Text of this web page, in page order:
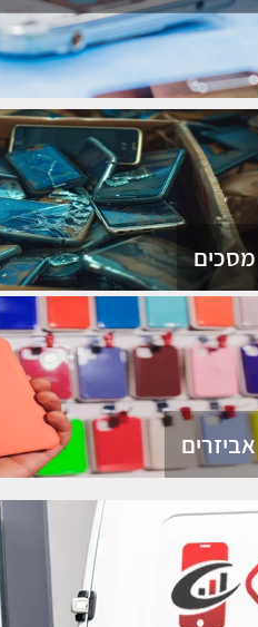
מסכים
אביזרים